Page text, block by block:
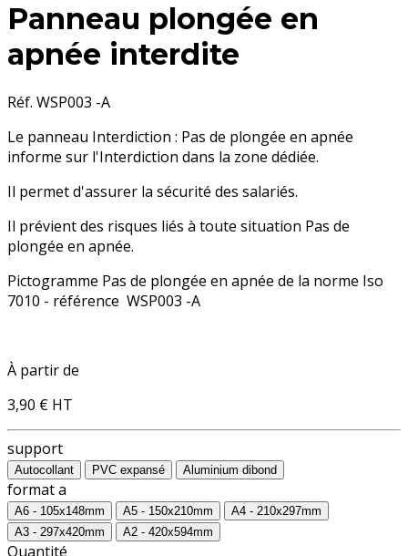
Panneau plongée en
apnée interdite
Réf. WSP003 -A
Le panneau Interdiction : Pas de plongée en apnée
informe sur l'Interdiction dans la zone dédiée.
Il permet d'assurer la sécurité des salariés.
Il prévient des risques liés à toute situation Pas de
plongée en apnée.
Pictogramme Pas de plongée en apnée de la norme Iso
7010 - référence WSP003 -A
À partir de
3,90 € HT
support
Autocollant PVC expansé Aluminium dibond
format a
A6 - 105x148mm A5 - 150x210mm
A4 - 210x297mm
A3 - 297x420mm
A2 - 420x594mm
Quantité